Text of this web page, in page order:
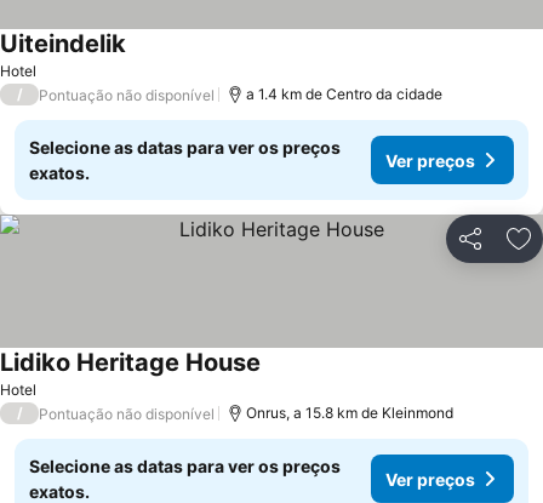
Hotel
Uiteindelik
/ Pontuação não disponível a 1.4 km de Centro da cidade
Selecione as datas para ver os preços
exatos.
Ver preços
Partilhar
Hotel
Lidiko Heritage House
/ Pontuação não disponível Onrus, a 15.8 km de Kleinmond
Selecione as datas para ver os preços
exatos.
Ver preços